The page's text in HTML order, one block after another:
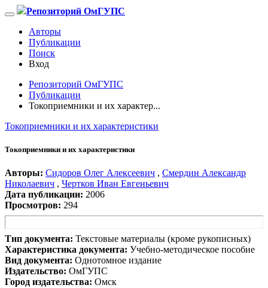
Репозиторий ОмГУПС
Авторы
Публикации
Поиск
Вход
Репозиторий ОмГУПС
Публикации
Токоприемники и их характер...
Токоприемники и их характеристики
Токоприемники и их характеристики
Авторы: Сидоров Олег Алексеевич , Смердин Александр
Николаевич , Чертков Иван Евгеньевич
Дата публикации: 2006
Просмотров: 294
Тип документа: Текстовые материалы (кроме рукописных)
Характеристика документа: Учебно-методическое пособие
Вид документа: Однотомное издание
Издательство: ОмГУПС
Город издательства: Омск